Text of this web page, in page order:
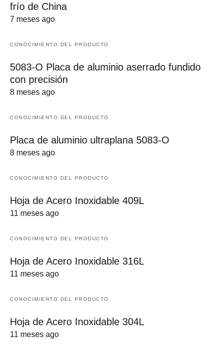
frío de China
7 meses ago
CONOCIMIENTO DEL PRODUCTO
5083-O Placa de aluminio aserrado fundido
con precisión
8 meses ago
CONOCIMIENTO DEL PRODUCTO
Placa de aluminio ultraplana 5083-O
8 meses ago
CONOCIMIENTO DEL PRODUCTO
Hoja de Acero Inoxidable 409L
11 meses ago
CONOCIMIENTO DEL PRODUCTO
Hoja de Acero Inoxidable 316L
11 meses ago
CONOCIMIENTO DEL PRODUCTO
Hoja de Acero Inoxidable 304L
11 meses ago